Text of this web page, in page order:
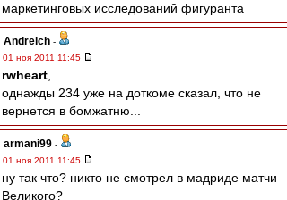
маркетинговых исследований фигуранта
Andreich -
01 ноя 2011 11:45
rwheart
однажды 234 уже на доткоме сказал, что не
вернется в бомжатню...
armani99 -
01 ноя 2011 11:45
ну так что? никто не смотрел в мадриде матчи
Великого?